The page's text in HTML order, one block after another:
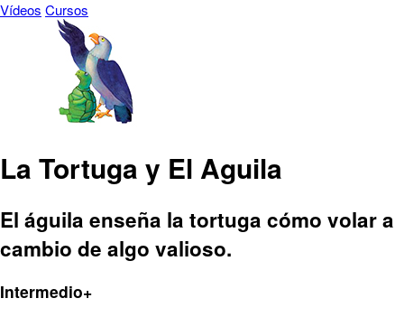
Vídeos Cursos
La Tortuga y El Aguila
El águila enseña la tortuga cómo volar a
cambio de algo valioso.
Intermedio+